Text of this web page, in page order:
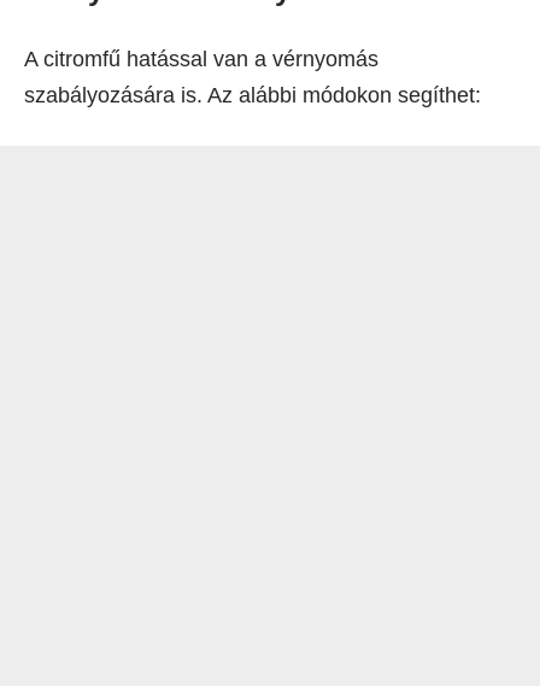
A citromfű hatással van a vérnyomás
szabályozására is. Az alábbi módokon segíthet: